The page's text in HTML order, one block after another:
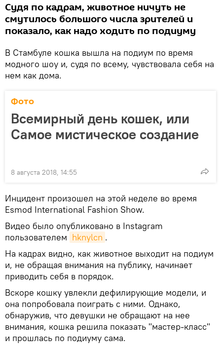
Судя по кадрам, животное ничуть не
смутилось большого числа зрителей и
показало, как надо ходить по подиуму
В Стамбуле кошка вышла на подиум по время
модного шоу и, судя по всему, чувствовала себя на
нем как дома.
Фото
Всемирный день кошек, или
Самое мистическое создание
8 августа 2018, 14:55
Инцидент произошел на этой неделе во время
Esmod International Fashion Show.
Видео было опубликовано в Instagram
пользователем hknylcn .
На кадрах видно, как животное выходит на подиум
и, не обращая внимания на публику, начинает
приводить себя в порядок.
Вскоре кошку увлекли дефилирующие модели, и
она попробовала поиграть с ними. Однако,
обнаружив, что девушки не обращают на нее
внимания, кошка решила показать "мастер-класс"
и прошлась по подиуму сама.